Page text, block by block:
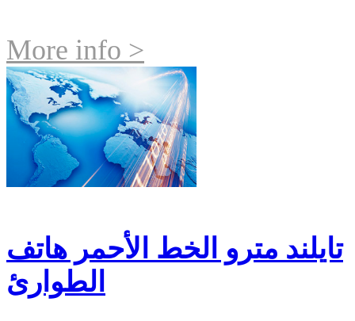
More info >
تايلند مترو الخط الأحمر هاتف
الطوارئ